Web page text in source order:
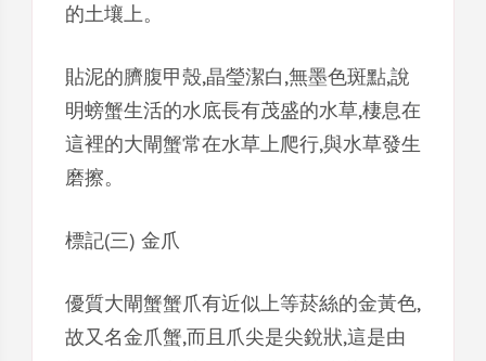
的土壤上。
貼泥的臍腹甲殼,晶瑩潔白,無墨色斑點,說
明螃蟹生活的水底長有茂盛的水草,棲息在
這裡的大閘蟹常在水草上爬行,與水草發生
磨擦。
標記(三) 金爪
優質大閘蟹蟹爪有近似上等菸絲的金黃色,
故又名金爪蟹,而且爪尖是尖銳狀,這是由